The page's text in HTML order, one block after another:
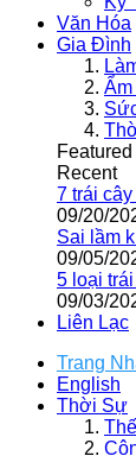
Văn Hóa
Gia Đình
Featured
Recent
7 trái
09/20/
Sai lầm
09/05/
5 loại
09/03/
Liên Lạc
Trang
English
Thời Sự